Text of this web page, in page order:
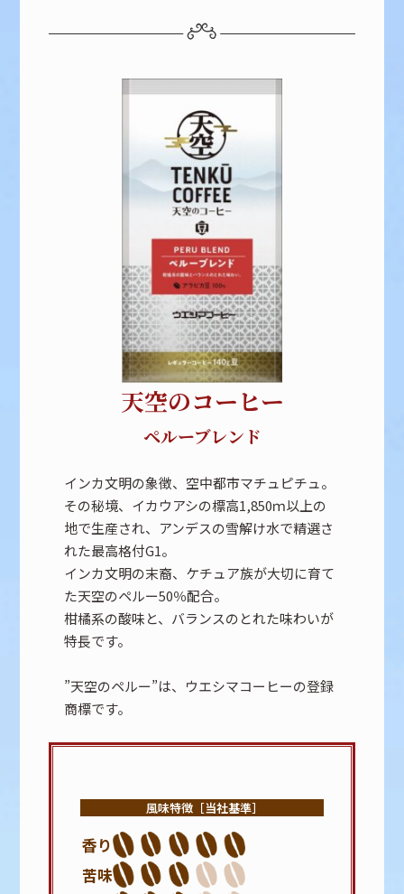
天空のコーヒー
ペルーブレンド
インカ文明の象徴、空中都市マチュピチュ。
その秘境、イカウアシの標高1,850ｍ以上の
地で生産され、アンデスの雪解け水で精選さ
れた最高格付G1。
インカ文明の末裔、ケチュア族が大切に育て
た天空のペルー50％配合。
柑橘系の酸味と、バランスのとれた味わいが
特長です。
”天空のペルー”は、ウエシマコーヒーの登録
商標です。
風味特徴［当社基準］
香り
苦味